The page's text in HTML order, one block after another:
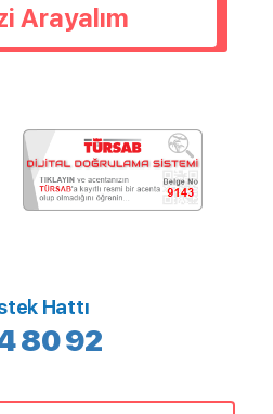
Arayalım
Hattı
80 92